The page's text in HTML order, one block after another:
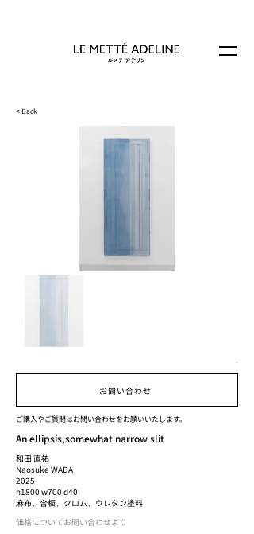
< Back
.
お問い合わせ
ご購入やご質問はお問い合わせをお願いいたします。
An ellipsis,somewhat narrow slit
和田 直祐
Naosuke WADA
2025
h1800 w700 d40
麻布、合板、クロム、ウレタン塗料
価格についてお問い合わせより